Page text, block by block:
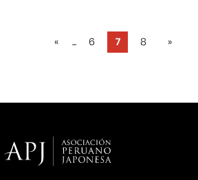
« ... 6 7 8 »